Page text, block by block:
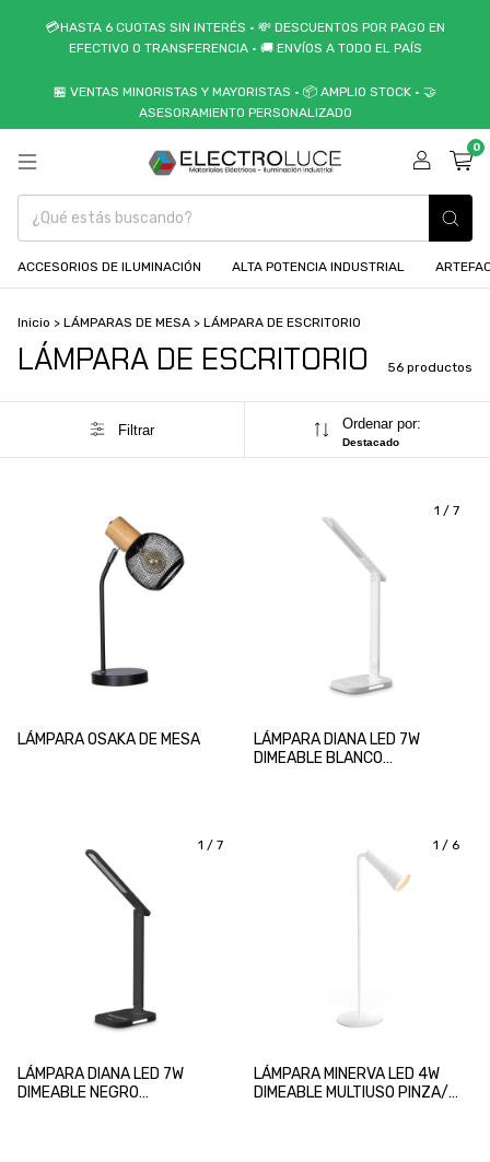
💳HASTA 6 CUOTAS SIN INTERÉS • 💸 DESCUENTOS POR PAGO EN
EFECTIVO O TRANSFERENCIA • 🚚 ENVÍOS A TODO EL PAÍS
🏪 VENTAS MINORISTAS Y MAYORISTAS • 📦 AMPLIO STOCK • 🤝
ASESORAMIENTO PERSONALIZADO
0
ACCESORIOS DE ILUMINACIÓN ALTA POTENCIA INDUSTRIAL
Inicio > LÁMPARAS DE MESA > LÁMPARA DE ESCRITORIO
LÁMPARA DE ESCRITORIO 56 productos
Filtrar Ordenar por:
Destacado
LÁMPARA OSAKA DE MESA
1 / 7
LÁMPARA DIANA LED 7W
DIMEABLE BLANCO
1 / 7
LÁMPARA DIANA LED 7W
DIMEABLE NEGRO
1 / 6
LÁMPARA MINERVA LED 4W
DIMEABLE MULTIUSO PINZA/